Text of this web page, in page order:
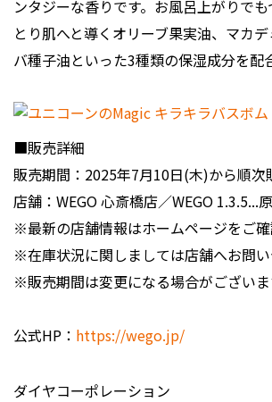
ンタジーな香りです。お風呂上がりで
とり肌へと導くオリーブ果実油、マカ
バ種子油といった3種類の保湿成分を配
■販売詳細
販売期間：2025年7月10日(木)から順次
店舗：WEGO 心斎橋店／WEGO 1.3.5...
※最新の店舗情報はホームページをご確
※在庫状況に関しましては店舗へお問い
※販売期間は変更になる場合がございま
公式HP： https://wego.jp/
ダイヤコーポレーション